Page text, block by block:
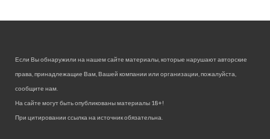
Если Вы обнаружили на нашем сайте материалы, которые нарушают авторские
права, принадлежащие Вам, Вашей компании или организации, пожалуйста,
сообщите нам.
На сайте могут быть опубликованы материалы 18+!
При цитировании ссылка на источник обязательна.